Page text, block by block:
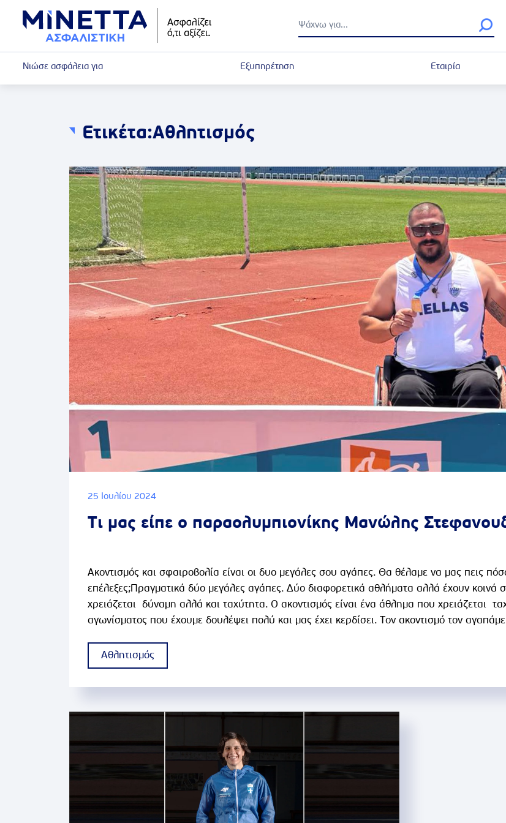
Νιώσε ασφάλεια για Εξυπηρέτηση Εταιρία
Ετικέτα:Αθλητισμός
25 Ιουλίου 2024
Τι μας είπε ο παραολυμπιονίκης Μανώλης
Ακοντισμός και σφαιροβολία είναι οι δυο μεγάλες σου αγάπες. Θα θέλαμε να μας πεις
επέλεξες;Πραγματικά δύο μεγάλες αγάπες. Δύο διαφορετικά αθλήματα αλλά έχουν κοινά
χρειάζεται δύναμη αλλά και ταχύτητα. Ο ακοντισμός είναι ένα άθλημα που χρειάζεται
αγωνίσματος που έχουμε δουλέψει πολύ και μας έχει κερδίσει. Τον ακοντισμό τον
Αθλητισμός